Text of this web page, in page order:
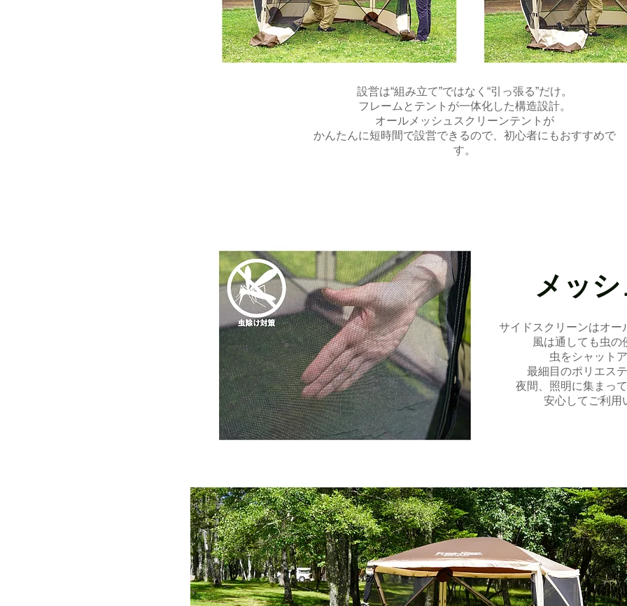
設営は“組み立て”ではなく“引っ張る”だけ。
フレームとテントが一体化した構造設計。
オールメッシュスクリーンテントが
かんたんに短時間で設営できるので、初心者にもおすすめで
す。
メッ
サイドスクリーンはオー
風は通しても虫の
虫をシャット
最細目のポリエス
夜間、照明に集まっ
安心してご利用